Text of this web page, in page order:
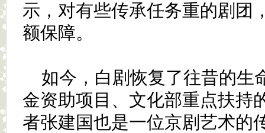
示，对有些传承任务重的剧团
额保障。
如今，白剧恢复了往昔的生
金资助项目、文化部重点扶持
者张建国也是一位京剧艺术的